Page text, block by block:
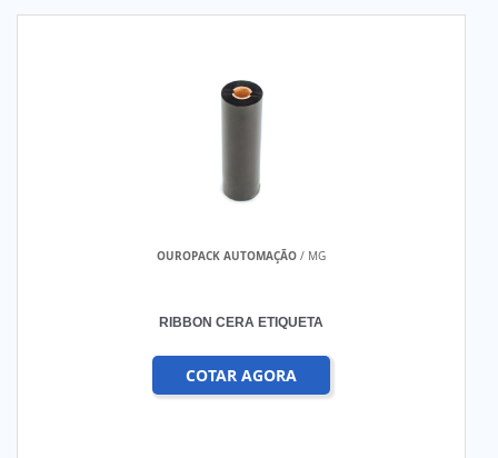
OUROPACK AUTOMAÇÃO / MG
RIBBON CERA ETIQUETA
COTAR AGORA